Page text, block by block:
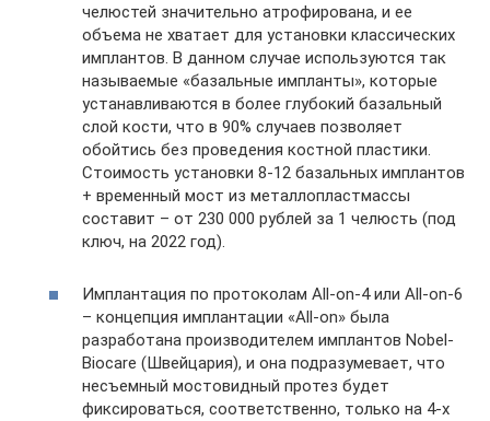
челюстей значительно атрофирована, и ее
объема не хватает для установки классических
имплантов. В данном случае используются так
называемые «базальные импланты», которые
устанавливаются в более глубокий базальный
слой кости, что в 90% случаев позволяет
обойтись без проведения костной пластики.
Стоимость установки 8-12 базальных имплантов
+ временный мост из металлопластмассы
составит – от 230 000 рублей за 1 челюсть (под
ключ, на 2022 год).
Имплантация по протоколам All-on-4 или All-on-6
– концепция имплантации «All-on» была
разработана производителем имплантов Nobel-
Biocare (Швейцария), и она подразумевает, что
несъемный мостовидный протез будет
фиксироваться, соответственно, только на 4-х